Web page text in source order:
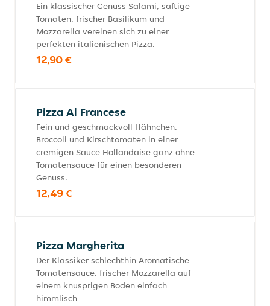
Ein klassischer Genuss Salami, saftige
Tomaten, frischer Basilikum und
Mozzarella vereinen sich zu einer
perfekten italienischen Pizza.
12,90 €
Pizza Al Francese
Fein und geschmackvoll Hähnchen,
Broccoli und Kirschtomaten in einer
cremigen Sauce Hollandaise ganz ohne
Tomatensauce für einen besonderen
Genuss.
12,49 €
Pizza Margherita
Der Klassiker schlechthin Aromatische
Tomatensauce, frischer Mozzarella auf
einem knusprigen Boden einfach
himmlisch